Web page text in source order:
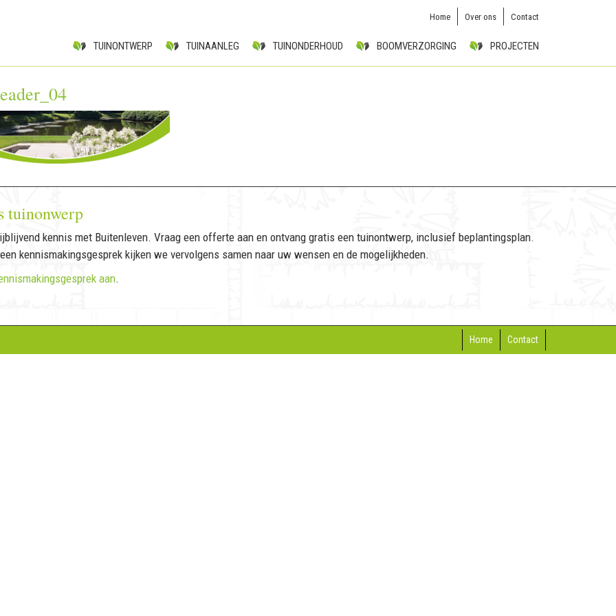
Home Over ons Contact
TUINONTWERP TUINAANLEG TUINONDERHOUD BOOMVERZORGING PROJECTEN
tuinonwerp
kennis met Buitenleven. Vraag een offerte aan en ontvang gratis een tuinontwerp, inclusief beplantingsplan.
kennismakingsgesprek kijken we vervolgens samen naar uw wensen en de mogelijkheden.
aan.
Home Contact